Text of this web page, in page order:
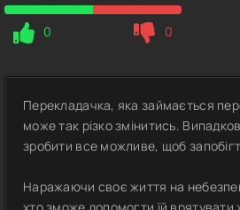
0 0
Перекладачка, яка займається
може так різко змінитись.
зробити все можливе, щоб
Наражаючи своє життя на